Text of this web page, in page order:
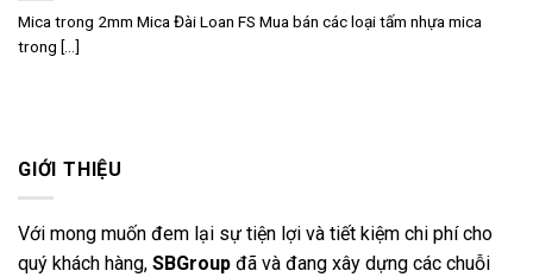
GIỚI THIỆU
Với mong muốn đem lại sự tiện lợi và tiết kiệm chi phí cho
quý khách hàng, SBGroup đã và đang xây dựng các chuỗi
Mica trong 2mm Mica Đài Loan FS Mua bán các loại tấm nhựa mica
trong [...]